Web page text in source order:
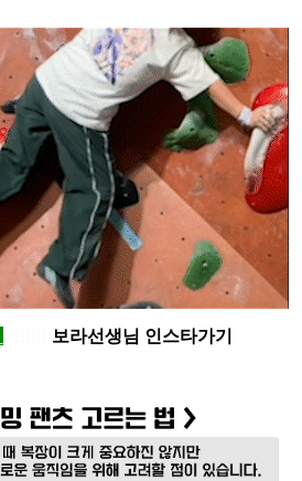
보라선생님 인스타가기